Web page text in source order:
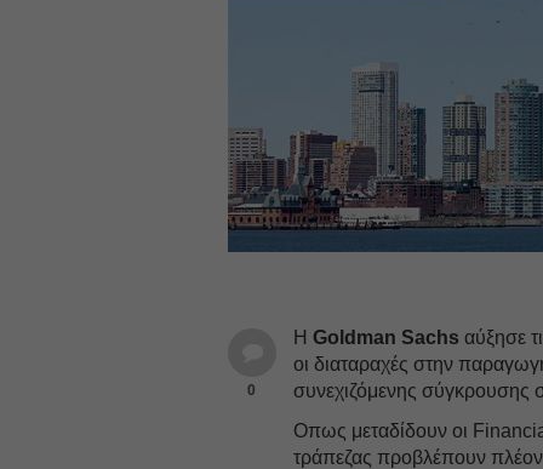
0
Η Goldman Sachs αύξησε
οι διαταραχές στην
συνεχιζόμενης σύγκρουσης
Οπως μεταδίδουν οι
τράπεζας προβλέπουν πλέον